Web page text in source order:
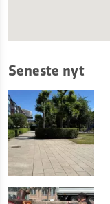
Seneste nyt